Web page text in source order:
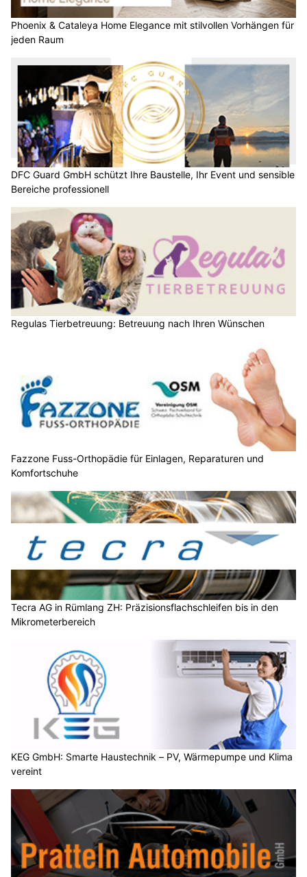
Phoenix & Cataleya Home Elegance mit stilvollen Vorhängen für
jeden Raum
DFC Guard GmbH schützt Ihre Baustelle, Ihr Event und sensible
Bereiche professionell
Regulas Tierbetreuung: Betreuung nach Ihren Wünschen
Fazzone Fuss-Orthopädie für Einlagen, Reparaturen und
Komfortschuhe
Tecra AG in Rümlang ZH: Präzisionsflachschleifen bis in den
Mikrometerbereich
KEG GmbH: Smarte Haustechnik – PV, Wärmepumpe und Klima
vereint